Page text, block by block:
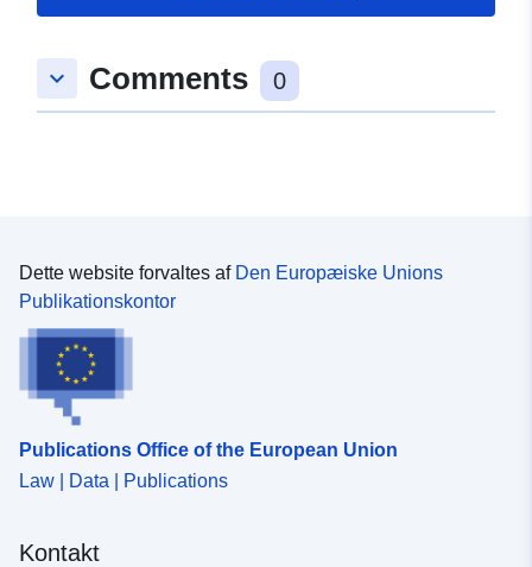
keyboard_arrow_down Comments 0
Dette website forvaltes af Den Europæiske Unions
Publikationskontor
Publications Office of the European Union
Law | Data | Publications
Kontakt